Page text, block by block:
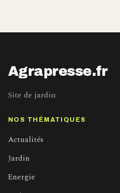
Agrapresse.fr
Site de jardin
NOS THÉMATIQUES
Actualités
Jardin
Energie